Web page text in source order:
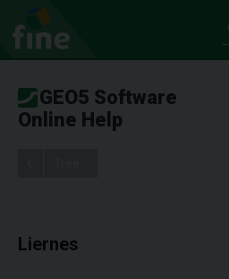
GEO5 Software
Online Help
Liernes